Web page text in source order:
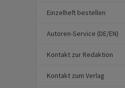
Einzelheft bestellen
Autoren-Service (DE/EN)
Kontakt zur Redaktion
Kontakt zum Verlag